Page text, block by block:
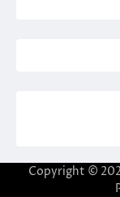
Copyright ©